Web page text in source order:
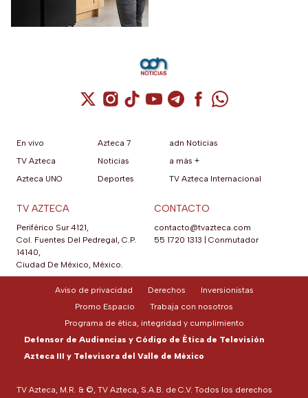
garantía exclusiva,
en la puerta y fábrica de
hielos automática.
Cuenta de X / Twitter (se abre en una
Cuenta de Instagram (se abre en una
Cuenta de TikTok (se abre en
Cuenta de YouTube (se abre
Cuenta de Telegram (se
Cuenta de
Cuenta de
En vivo
TV Azteca
Azteca UNO
Azteca 7
Noticias
Deportes
adn Noticias
a más +
TV Azteca Internacional
TV AZTECA
Periférico Sur 4121,
Col. Fuentes Del Pedregal, C.P.
14140,
Ciudad De México, México.
CONTACTO
contacto@tvazteca.com
55 1720 1313
Conmutador
TV Azteca, M.R. & ©, TV Azteca, S.A.B. de C.V. Todos los derechos
Aviso de privacidad Derechos
Inversionistas
Promo Espacio
Trabaja con nosotros
Programa de ética, integridad y cumplimiento
Defensor de Audiencias y Código de Ética de Televisión
Azteca III y Televisora del Valle de México